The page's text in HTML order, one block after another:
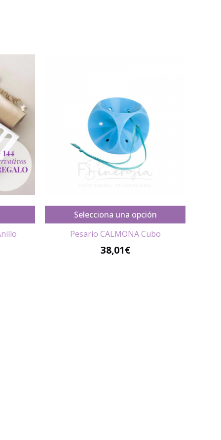
Selecciona una opción
Pesario CALMONA Cubo
38,01€